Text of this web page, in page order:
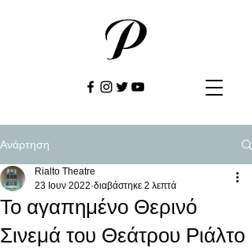
Ανάρτηση
Το αγαπημένο Θερινό
Σινεμά του Θεάτρου Ριάλτο
Rialto Theatre
23 Ιουν 2022 διαβάστηκε 2 λεπτά